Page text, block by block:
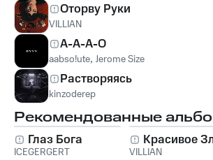
Оторву Руки
VILLIAN
А-А-А-О
aabso!ute, Jerome Size
Растворяясь
kinzoderep
Рекомендованные
Глаз Бога
ICEGERGERT
Красивое
VILLIAN